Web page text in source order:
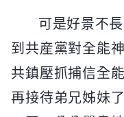
可是好景不
到共産黨對全能
共鎮壓抓捕信全
再接待弟兄姊妹